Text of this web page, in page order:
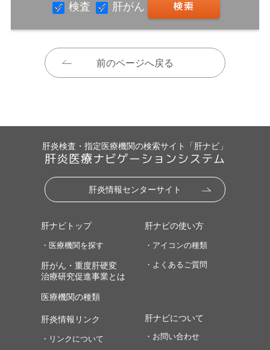
検査 肝がん
前のページへ戻る
肝炎検査・指定医療機関の検索サイト「肝ナビ」
肝炎医療ナビゲーションシステム
肝炎情報センターサイト
肝ナビトップ
・医療機関を探す
肝がん・重度肝硬変
治療研究促進事業とは
医療機関の種類
肝ナビの使い方
・アイコンの種類
・よくあるご質問
肝炎情報リンク
・リンクについて
肝ナビについて
・お問い合わせ